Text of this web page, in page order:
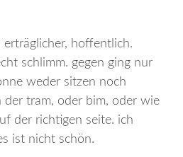
hoffentlich.
schlimm. gegen ging nur
weder sitzen noch
der tram, oder bim, oder wie
der richtigen seite. ich
ist nicht schön.